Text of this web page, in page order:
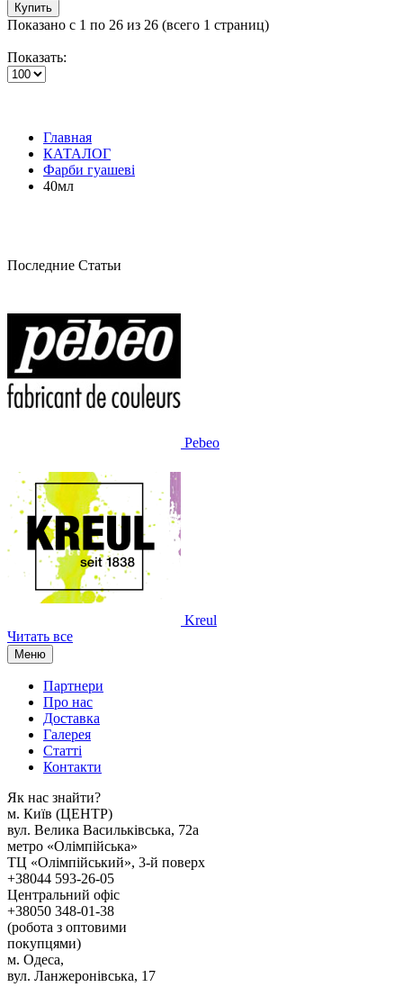
Купить
Показано с 1 по 26 из 26 (всего 1 страниц)
Показать:
Главная
КАТАЛОГ
Фарби гуашеві
40мл
Последние Статьи
Pebeo
Kreul
Читать все
Меню
Партнери
Про нас
Доставка
Галерея
Статтi
Контакти
Як наc знайти?
м. Киïв (ЦЕНТР)
вул. Велика Васильківська, 72а
метро «Олімпійська»
ТЦ «Олімпійський», 3-й поверх
+38044 593-26-05
Центральний офіс
+38050 348-01-38
(робота з оптовими
покупцями)
м. Одеса,
вул. Ланжеронівська, 17